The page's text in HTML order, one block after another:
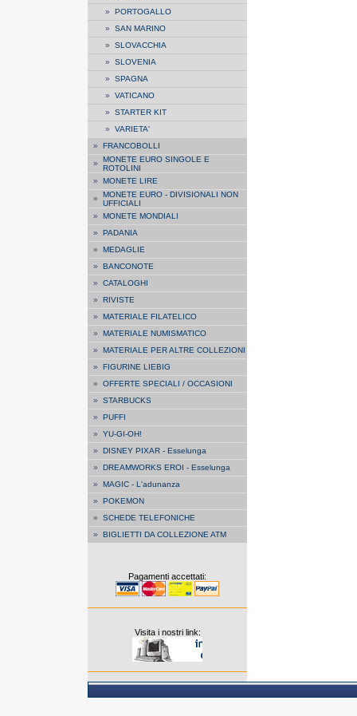
» PORTOGALLO
» SAN MARINO
» SLOVACCHIA
» SLOVENIA
» SPAGNA
» VATICANO
» STARTER KIT
» VARIETA'
» FRANCOBOLLI
» MONETE EURO SINGOLE E
ROTOLINI
» MONETE LIRE
» MONETE EURO - DIVISIONALI NON
UFFICIALI
» MONETE MONDIALI
» PADANIA
» MEDAGLIE
» BANCONOTE
» CATALOGHI
» RIVISTE
» MATERIALE FILATELICO
» MATERIALE NUMISMATICO
» MATERIALE PER ALTRE COLLEZIONI
» FIGURINE LIEBIG
» OFFERTE SPECIALI / OCCASIONI
» STARBUCKS
» PUFFI
» YU-GI-OH!
» DISNEY PIXAR - Esselunga
» DREAMWORKS EROI - Esselunga
» MAGIC - L'adunanza
» POKEMON
» SCHEDE TELEFONICHE
» BIGLIETTI DA COLLEZIONE ATM
Pagamenti accettati:
Visita i nostri link: